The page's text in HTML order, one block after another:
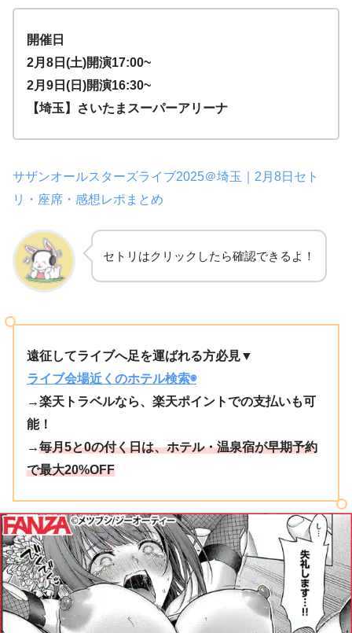
開催日
2月8日(土)開演17:00~
2月9日(日)開演16:30~
【埼玉 】さいたまスーパーアリーナ
サザンオールスターズライブ2025＠埼玉｜2月8日セト
リ・座席・感想レポまとめ
セトリはクリックしたら確認できるよ！
遠征してライブへ足を運ばれる方必見▼
ライブ会場近くのホテル検索◉
→楽天トラベルなら、楽天ポイントでの支払いも可
能！
→毎月5と0の付く日は、ホテル・温泉宿が早期予約
で最大20%OFF